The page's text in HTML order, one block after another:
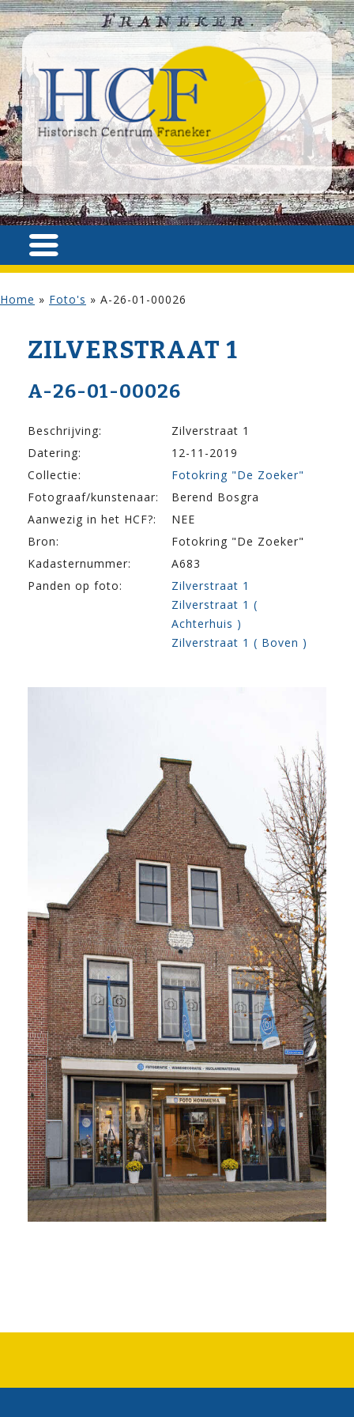
Home » Foto's » A-26-01-00026
ZILVER­STRAAT 1
A-26-01-00026
Beschrijving:
Zilverstraat 1
Datering:
12-11-2019
Collectie:
Fotokring "De Zoeker"
Fotograaf/kunstenaar:
Berend Bosgra
Aanwezig in het HCF?:
NEE
Bron:
Fotokring "De Zoeker"
Kadasternummer:
A683
Panden op foto:
Zilverstraat 1
Zilverstraat 1 (
Achterhuis )
Zilverstraat 1 ( Boven )